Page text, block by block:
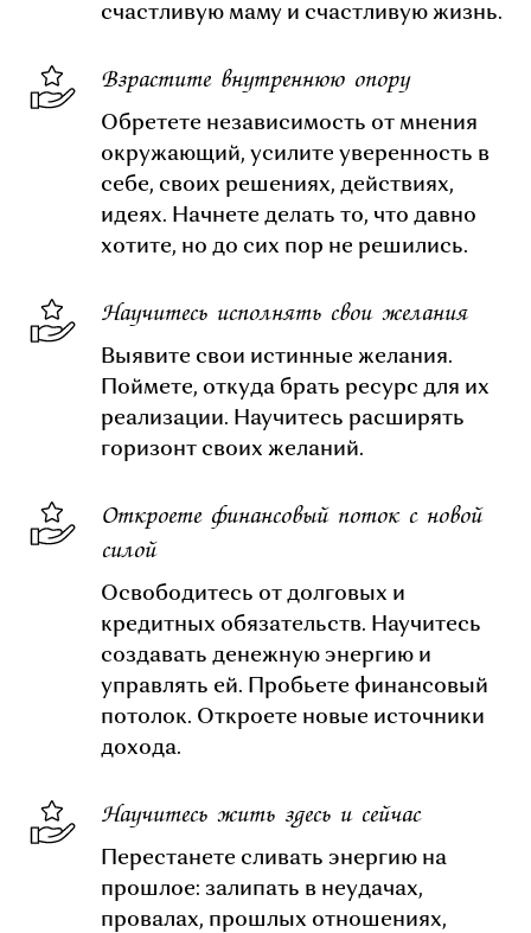
счастливую маму и счастливую жизнь.
Взрастите внутреннюю опору
Обретете независимость от мнения
окружающий, усилите уверенность в
себе, своих решениях, действиях,
идеях. Начнете делать то, что давно
хотите, но до сих пор не решились.
Научитесь исполнять свои желания
Выявите свои истинные желания.
Поймете, откуда брать ресурс для их
реализации. Научитесь расширять
горизонт своих желаний.
Откроете финансовый поток с новой
силой
Освободитесь от долговых и
кредитных обязательств. Научитесь
создавать денежную энергию и
управлять ей. Пробьете финансовый
потолок. Откроете новые источники
дохода.
Научитесь жить здесь и сейчас
Перестанете сливать энергию на
прошлое: залипать в неудачах,
провалах, прошлых отношениях,